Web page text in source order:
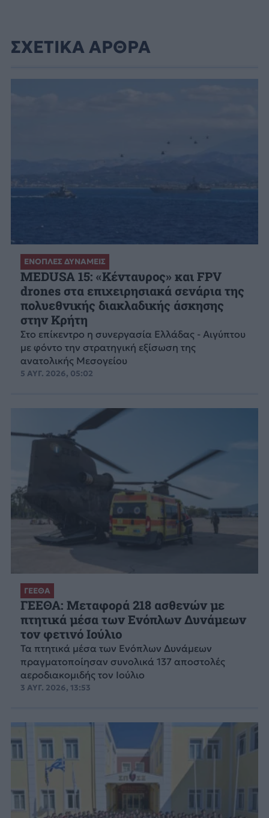
ΣΧΕΤΙΚΑ ΑΡΘΡΑ
ΕΝΟΠΛΕΣ ΔΥΝΑΜΕΙΣ
MEDUSA 15: «Κένταυρος» και FPV
drones στα επιχειρησιακά σενάρια της
πολυεθνικής διακλαδικής άσκησης
στην Κρήτη
Στο επίκεντρο η συνεργασία Ελλάδας - Αιγύπτου
με φόντο την στρατηγική εξίσωση της
ανατολικής Μεσογείου
5 ΑΥΓ. 2026, 05:02
ΓΕΕΘΑ
ΓΕΕΘΑ: Μεταφορά 218 ασθενών με
πτητικά μέσα των Ενόπλων Δυνάμεων
τον φετινό Ιούλιο
Τα πτητικά μέσα των Ενόπλων Δυνάμεων
πραγματοποίησαν συνολικά 137 αποστολές
αεροδιακομιδής τον Ιούλιο
3 ΑΥΓ. 2026, 13:53